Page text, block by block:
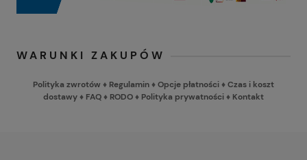
WARUNKI ZAKUPÓW
Polityka zwrotów ♦ Regulamin♦Opcje płatności♦Czas i koszt
dostawy♦ FAQ♦ RODO♦ Polityka prywatności♦ Kontakt